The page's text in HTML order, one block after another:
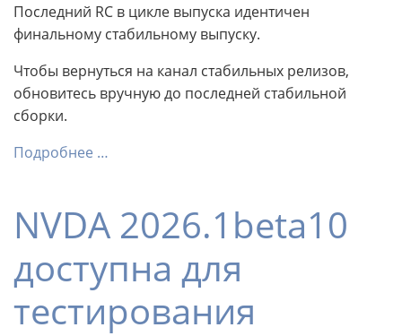
Последний RC в цикле выпуска идентичен
финальному стабильному выпуску.
Чтобы вернуться на канал стабильных релизов,
обновитесь вручную до последней стабильной
сборки.
Подробнее …
NVDA 2026.1beta10
доступна для
тестирования